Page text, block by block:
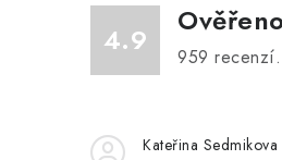
4.9 959 recenzí.
Kateřina Sedmikova